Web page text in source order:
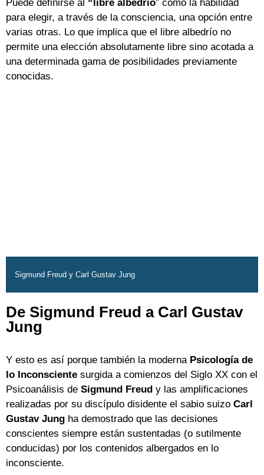
Puede definirse al “libre albedrío” como la habilidad
para elegir, a través de la consciencia, una opción entre
varias otras. Lo que implica que el libre albedrío no
permite una elección absolutamente libre sino acotada a
una determinada gama de posibilidades previamente
conocidas.
Sigmund Freud y Carl Gustav Jung
De Sigmund Freud a Carl Gustav
Jung
Y esto es así porque también la moderna Psicología de
lo Inconsciente surgida a comienzos del Siglo XX con el
Psicoanálisis de Sigmund Freud y las amplificaciones
realizadas por su discípulo disidente el sabio suizo Carl
Gustav Jung ha demostrado que las decisiones
conscientes siempre están sustentadas (o sutilmente
conducidas) por los contenidos albergados en lo
inconsciente.